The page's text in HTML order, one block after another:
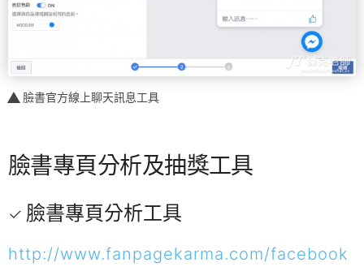
臉書官方線上聊天訊息工具
臉書專頁分析及抽獎工具
臉書專頁分析工具
http://www.fanpagekarma.com/facebook